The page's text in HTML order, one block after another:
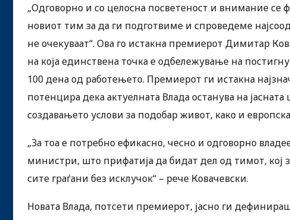
„Одговорно и со целосна посветеност и внимание
новиот тим за да ги подготвиме и спроведеме
не очекуваат“. Ова го истакна премиерот Димитар
на која единствена точка е одбележување на
100 дена од работењето. Премиерот ги истакна
потенцира дека актуелната Влада останува на
создавањето услови за подобар живот, како и
„За тоа е потребно ефикасно, чесно и одговорно
министри, што прифатија да бидат дел од тимот,
сите граѓани без исклучок“ – рече Ковачевски.
Новата Влада, потсети премиерот, јасно ги